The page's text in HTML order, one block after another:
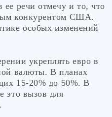
речи отмечу и то, что
конкурентом США.
особых изменений
укреплять евро в
валюты. В планах
15-20% до 50%. В
это вызов для